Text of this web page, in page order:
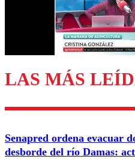
LAS MÁS
Senapred ordena evacuar
desborde del río Damas: